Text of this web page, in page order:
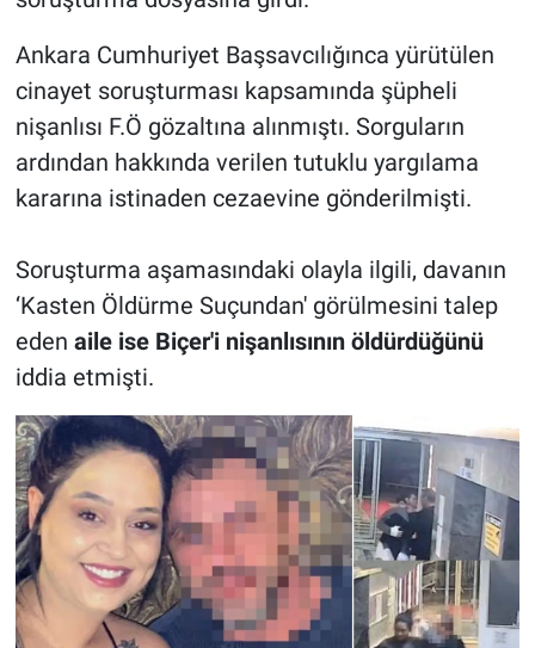
Ankara Cumhuriyet Başsavcılığınca yürütülen
cinayet soruşturması kapsamında şüpheli
nişanlısı F.Ö gözaltına alınmıştı. Sorguların
ardından hakkında verilen tutuklu yargılama
kararına istinaden cezaevine gönderilmişti.
Soruşturma aşamasındaki olayla ilgili, davanın
‘Kasten Öldürme Suçundan' görülmesini talep
eden aile ise Biçer'i nişanlısının öldürdüğünü
iddia etmişti.